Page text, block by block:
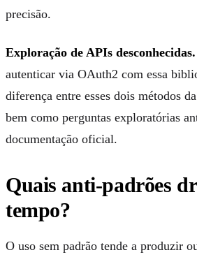
precisão.
Exploração de APIs desconhecidas.
autenticar via OAuth2 com essa
diferença entre esses dois métodos
bem como perguntas exploratórias
documentação oficial.
Quais anti-padrões
tempo?
O uso sem padrão tende a produzir